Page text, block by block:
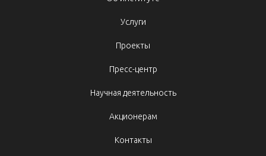
Услуги
Проекты
Пресс-центр
Научная деятельность
Акционерам
Контакты